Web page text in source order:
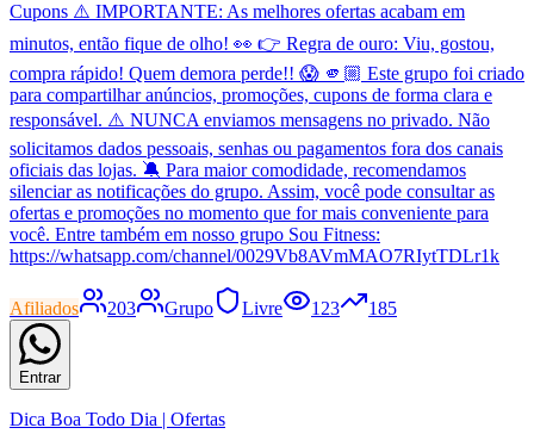
Cupons ⚠️ IMPORTANTE: As melhores ofertas acabam em
minutos, então fique de olho! 👀 👉 Regra de ouro: Viu, gostou,
compra rápido! Quem demora perde!! 😱 🫵🏼 Este grupo foi criado
para compartilhar anúncios, promoções, cupons de forma clara e
responsável. ⚠️ NUNCA enviamos mensagens no privado. Não
solicitamos dados pessoais, senhas ou pagamentos fora dos canais
oficiais das lojas. 🔕 Para maior comodidade, recomendamos
silenciar as notificações do grupo. Assim, você pode consultar as
ofertas e promoções no momento que for mais conveniente para
você. Entre também em nosso grupo Sou Fitness:
https://whatsapp.com/channel/0029Vb8AVmMAO7RIytTDLr1k
Afiliados 203 Grupo Livre 123 185
Entrar
Dica Boa Todo Dia | Ofertas